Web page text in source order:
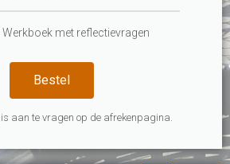
Werkboek met reflectievragen
Bestel
aan te vragen op de afrekenpagina.